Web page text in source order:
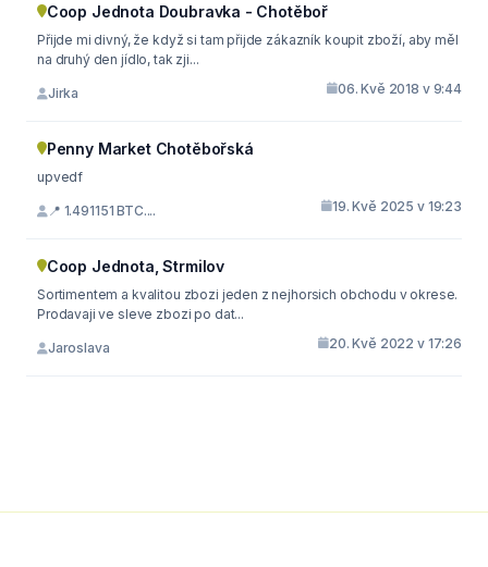
Coop Jednota Doubravka - Chotěboř
Přijde mi divný, že když si tam přijde zákazník koupit zboží, aby měl
na druhý den jídlo, tak zji...
Jirka 06. Kvě 2018 v 9:44
Penny Market Chotěbořská
upvedf
📍 1.491151 BTC.... 19. Kvě 2025 v 19:23
Coop Jednota, Strmilov
Sortimentem a kvalitou zbozi jeden z nejhorsich obchodu v okrese.
Prodavaji ve sleve zbozi po dat...
Jaroslava 20. Kvě 2022 v 17:26